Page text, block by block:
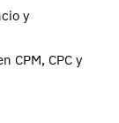
y
CPM, CPC y